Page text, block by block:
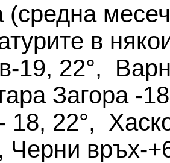
(средна
в
19, 22°,
Загора -
18, 22°,
Черни връх-